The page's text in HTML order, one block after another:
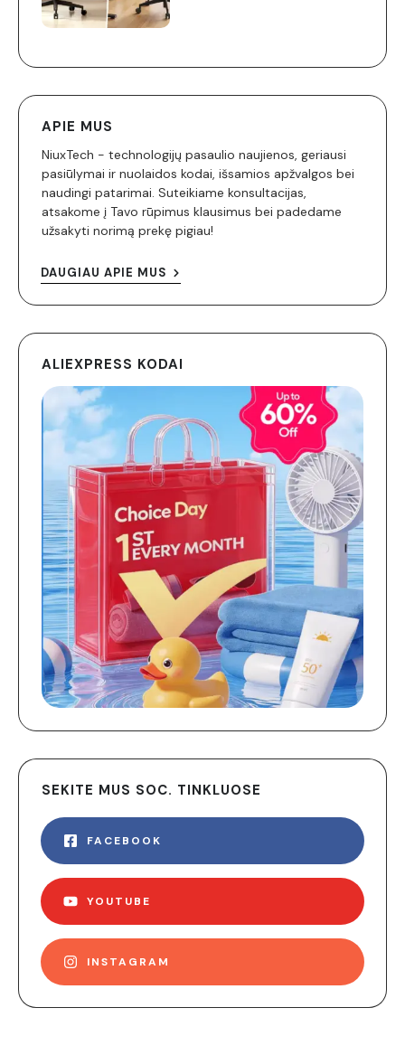
APIE MUS
NiuxTech - technologijų pasaulio naujienos, geriausi
pasiūlymai ir nuolaidos kodai, išsamios apžvalgos bei
naudingi patarimai. Suteikiame konsultacijas,
atsakome į Tavo rūpimus klausimus bei padedame
užsakyti norimą prekę pigiau!
DAUGIAU APIE MUS
ALIEXPRESS KODAI
SEKITE MUS SOC. TINKLUOSE
FACEBOOK
YOUTUBE
INSTAGRAM